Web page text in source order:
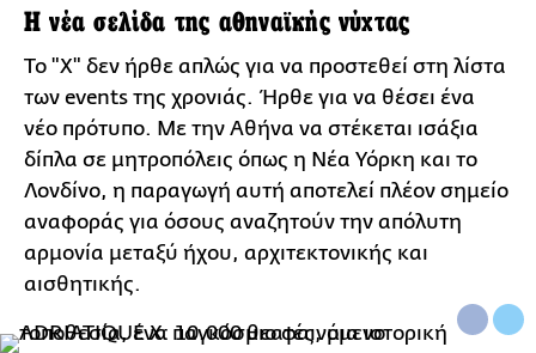
Η νέα σελίδα της αθηναϊκής νύχτας
Το "X" δεν ήρθε απλώς για να προστεθεί στη λίστα
των events της χρονιάς. Ήρθε για να θέσει ένα
νέο πρότυπο. Με την Αθήνα να στέκεται ισάξια
δίπλα σε μητροπόλεις όπως η Νέα Υόρκη και το
Λονδίνο, η παραγωγή αυτή αποτελεί πλέον σημείο
αναφοράς για όσους αναζητούν την απόλυτη
αρμονία μεταξύ ήχου, αρχιτεκτονικής και
αισθητικής.